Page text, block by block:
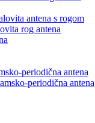
antena s rogom
rog antena
periodična antena
periodična antena